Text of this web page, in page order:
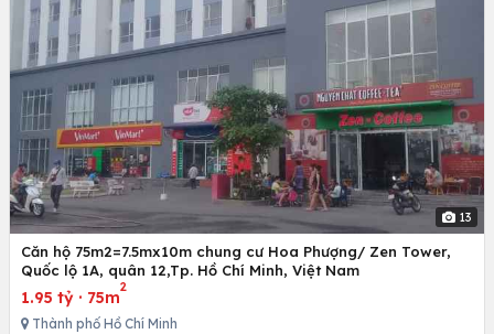
13
Căn hộ 75m2=7.5mx10m chung cư Hoa Phượng/ Zen Tower,
Quốc lộ 1A, quân 12,Tp. Hồ Chí Minh, Việt Nam
1.95 tỷ · 75m
2
Thành phố Hồ Chí Minh